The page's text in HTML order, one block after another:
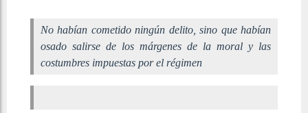
No habían cometido ningún delito, sino que habían
osado salirse de los márgenes de la moral y las
costumbres impuestas por el régimen